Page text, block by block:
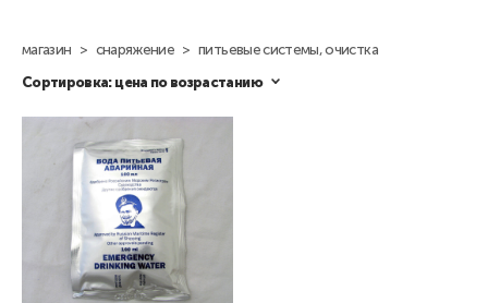
магазин > снаряжение > питьевые системы, очистка
Сортировка: цена по возрастанию